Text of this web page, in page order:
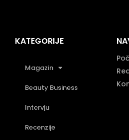
KATEGORIJE
Magazin
Beauty Business
Intervju
Recenzije